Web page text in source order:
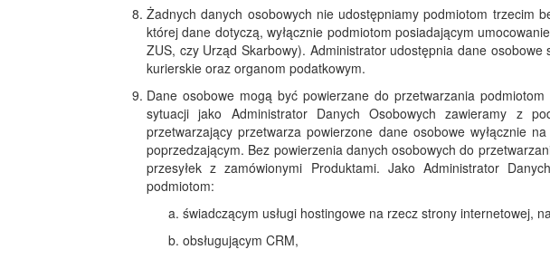
Żadnych danych osobowych nie udostępniamy podmiotom trzecim
której dane dotyczą, wyłącznie podmiotom posiadającym
ZUS, czy Urząd Skarbowy). Administrator udostępnia dane
kurierskie oraz organom podatkowym.
Dane osobowe mogą być powierzane do przetwarzania
sytuacji jako Administrator Danych Osobowych zawieramy z
przetwarzający przetwarza powierzone dane osobowe wyłącznie
poprzedzającym. Bez powierzenia danych osobowych do
przesyłek z zamówionymi Produktami. Jako Administrator
podmiotom:
świadczącym usługi hostingowe na rzecz strony internetowej,
obsługującym CRM,